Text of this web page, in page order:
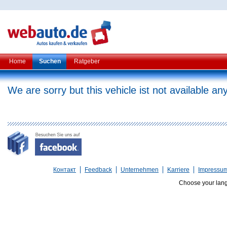
Home Suchen Ratgeber
We are sorry but this vehicle ist not available
Контакт Feedback Unternehmen Karriere
Choose your